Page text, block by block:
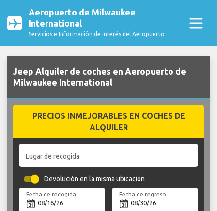
Aeropuerto de Milwaukee
International
Servicios e Información de interés del Aeropuerto
Jeep Alquiler de coches en Aeropuerto de
Milwaukee International
PRECIOS INMEJORABLES EN COCHES DE
ALQUILER
Lugar de recogida
Devolución en la misma ubicación
Fecha de recogida Fecha de regreso